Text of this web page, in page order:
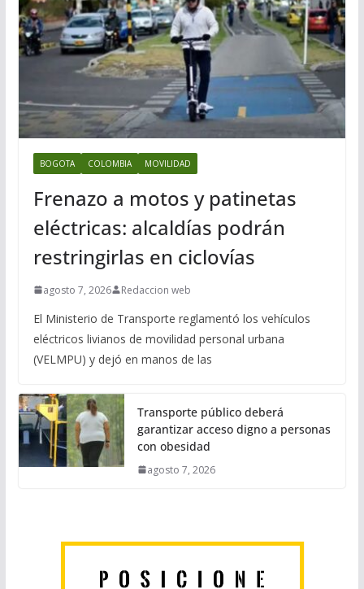
BOGOTA COLOMBIA MOVILIDAD
Frenazo a motos y patinetas
eléctricas: alcaldías podrán
restringirlas en ciclovías
agosto 7, 2026 Redaccion web
El Ministerio de Transporte reglamentó los vehículos
eléctricos livianos de movilidad personal urbana
(VELMPU) y dejó en manos de las
Transporte público deberá
garantizar acceso digno a personas
con obesidad
agosto 7, 2026